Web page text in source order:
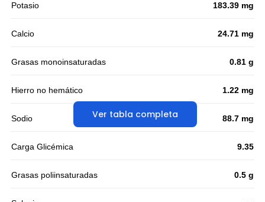
Ver tabla completa
Potasio 183.39 mg
Calcio 24.71 mg
Grasas monoinsaturadas 0.81 g
Hierro no hemático 1.22 mg
Sodio 88.7 mg
Carga Glicémica 9.35
Grasas poliinsaturadas 0.5 g